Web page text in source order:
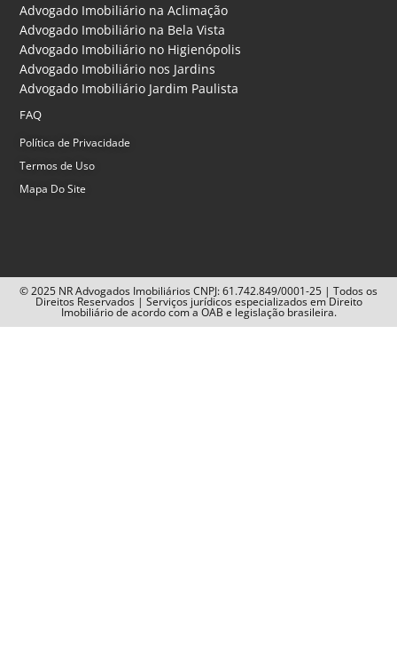
Advogado Imobiliário na Aclimação
Advogado Imobiliário na Bela Vista
Advogado Imobiliário no Higienópolis
Advogado Imobiliário nos Jardins
Advogado Imobiliário Jardim Paulista
FAQ
Política de Privacidade
Termos de Uso
Mapa Do Site
© 2025 NR Advogados Imobiliários CNPJ: 61.742.849/0001-25 | Todos os
Direitos Reservados | Serviços jurídicos especializados em Direito
Imobiliário de acordo com a OAB e legislação brasileira.